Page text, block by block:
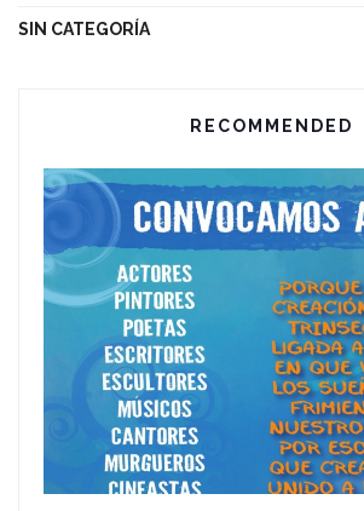
SIN CATEGORÍA
RECOMMENDED